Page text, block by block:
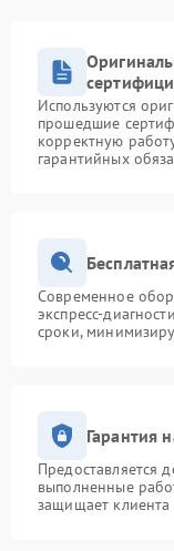
Используются
прошедшие
корректную
гарантийных
Современное
экспресс-
сроки,
Гарантия
Предоставляется
выполненные
защищает клиента